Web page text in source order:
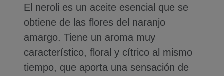
El neroli es un aceite esencial que se
obtiene de las flores del naranjo
amargo. Tiene un aroma muy
característico, floral y cítrico al mismo
tiempo, que aporta una sensación de